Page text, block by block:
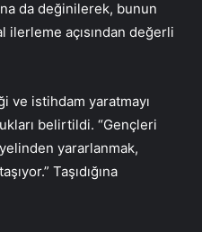
da değinilerek, bunun
ilerleme açısından değerli
istihdam yaratmayı
belirtildi. “Gençleri
yararlanmak,
Taşıdığına